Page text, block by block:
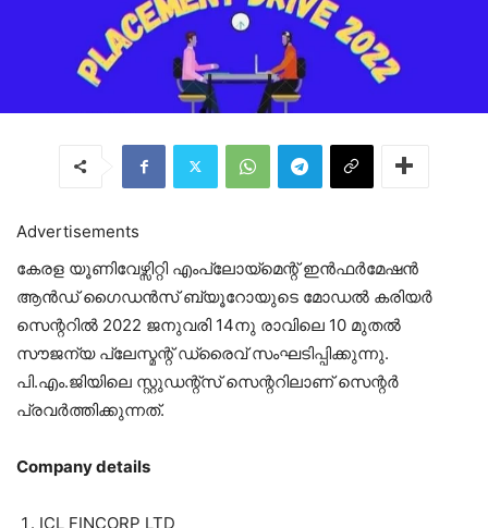
Advertisements
കേരള യൂണിവേഴ്സിറ്റി എംപ്ലോയ്മെന്റ് ഇൻഫർമേഷൻ
ആൻഡ് ഗൈഡൻസ് ബ്യൂറോയുടെ മോഡൽ കരിയർ
സെന്ററിൽ 2022 ജനുവരി 14നു രാവിലെ 10 മുതൽ
സൗജന്യ പ്ലേസ്മന്റ് ഡ്രൈവ് സംഘടിപ്പിക്കുന്നു.
പി.എം.ജിയിലെ സ്റ്റുഡന്റ്സ് സെന്ററിലാണ് സെന്റർ
പ്രവർത്തിക്കുന്നത്.
Company details
ICL FINCORP LTD